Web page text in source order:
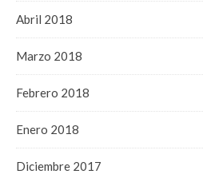
Abril 2018
Marzo 2018
Febrero 2018
Enero 2018
Diciembre 2017